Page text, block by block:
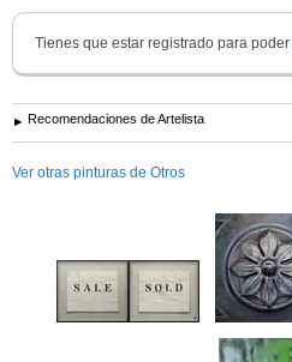
Tienes que estar registrado para poder
Recomendaciones de Artelista
Ver otras pinturas de Otros